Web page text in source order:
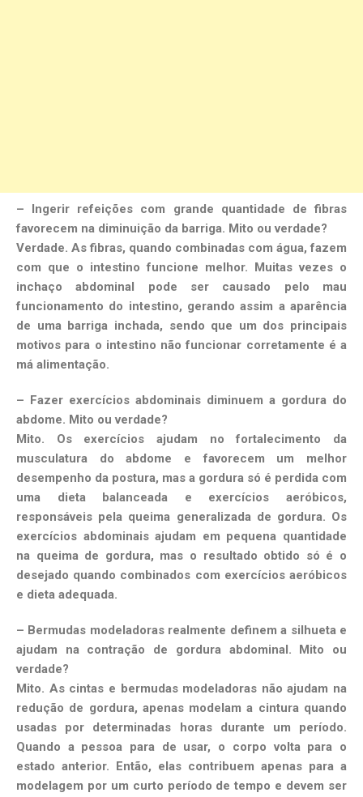
– Ingerir refeições com grande quantidade de fibras
favorecem na diminuição da barriga. Mito ou verdade?
Verdade. As fibras, quando combinadas com água, fazem
com que o intestino funcione melhor. Muitas vezes o
inchaço abdominal pode ser causado pelo mau
funcionamento do intestino, gerando assim a aparência
de uma barriga inchada, sendo que um dos principais
motivos para o intestino não funcionar corretamente é a
má alimentação.
– Fazer exercícios abdominais diminuem a gordura do
abdome. Mito ou verdade?
Mito. Os exercícios ajudam no fortalecimento da
musculatura do abdome e favorecem um melhor
desempenho da postura, mas a gordura só é perdida com
uma dieta balanceada e exercícios aeróbicos,
responsáveis pela queima generalizada de gordura. Os
exercícios abdominais ajudam em pequena quantidade
na queima de gordura, mas o resultado obtido só é o
desejado quando combinados com exercícios aeróbicos
e dieta adequada.
– Bermudas modeladoras realmente definem a silhueta e
ajudam na contração de gordura abdominal. Mito ou
verdade?
Mito. As cintas e bermudas modeladoras não ajudam na
redução de gordura, apenas modelam a cintura quando
usadas por determinadas horas durante um período.
Quando a pessoa para de usar, o corpo volta para o
estado anterior. Então, elas contribuem apenas para a
modelagem por um curto período de tempo e devem ser